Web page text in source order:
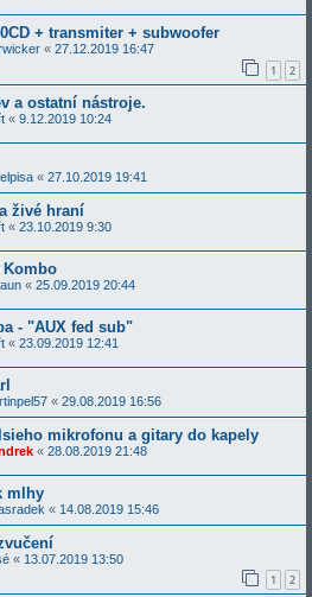
+ transmiter + subwoofer
« 27.12.2019 16:47
1 2
a ostatní nástroje.
« 9.12.2019 10:24
« 27.10.2019 19:41
živé hraní
« 23.10.2019 9:30
« 25.09.2019 20:44
- "AUX fed sub"
« 23.09.2019 12:41
« 29.08.2019 16:56
mikrofonu a gitary do kapely
« 28.08.2019 21:48
mlhy
« 14.08.2019 15:46
« 13.07.2019 13:50
1 2